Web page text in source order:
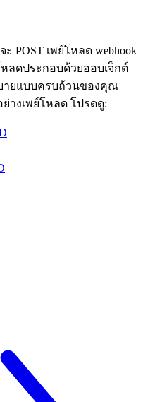
POST เพย์โหลด webhook
ลดประกอบด้วยออบเจ็กต์
ายแบบครบถ้วนของคุณ
างเพย์โหลด โปรดดู: